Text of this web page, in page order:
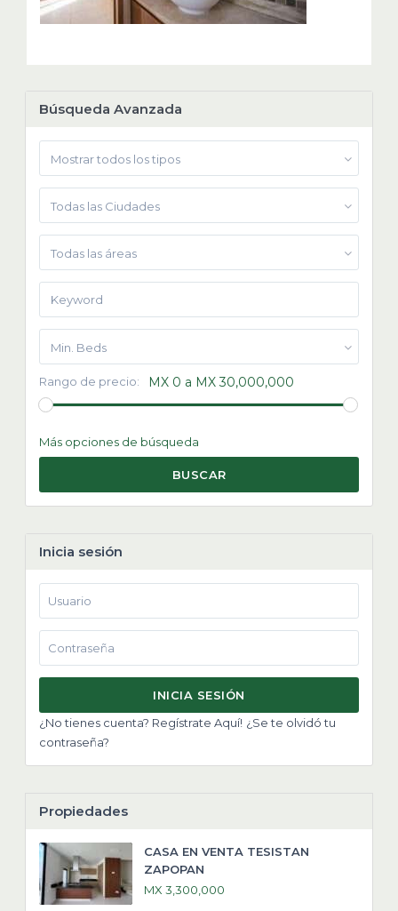
Búsqueda Avanzada
Mostrar todos los tipos
Todas las Ciudades
Todas las áreas
Min. Beds
Rango de precio: MX 0 a MX 30,000,000
Más opciones de búsqueda
BUSCAR
Inicia sesión
INICIA SESIÓN
¿No tienes cuenta? Regístrate Aquí! ¿Se te olvidó tu
contraseña?
Propiedades
CASA EN VENTA TESISTAN
ZAPOPAN
MX 3,300,000